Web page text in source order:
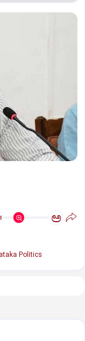
ಅ
Politics